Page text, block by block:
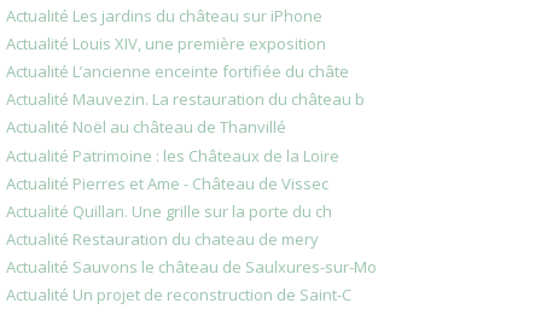
Actualité Les jardins du château sur iPhone
Actualité Louis XIV, une première exposition
Actualité L’ancienne enceinte fortifiée du châte
Actualité Mauvezin. La restauration du château b
Actualité Noël au château de Thanvillé
Actualité Patrimoine : les Châteaux de la Loire
Actualité Pierres et Ame - Château de Vissec
Actualité Quillan. Une grille sur la porte du ch
Actualité Restauration du chateau de mery
Actualité Sauvons le château de Saulxures-sur-Mo
Actualité Un projet de reconstruction de Saint-C